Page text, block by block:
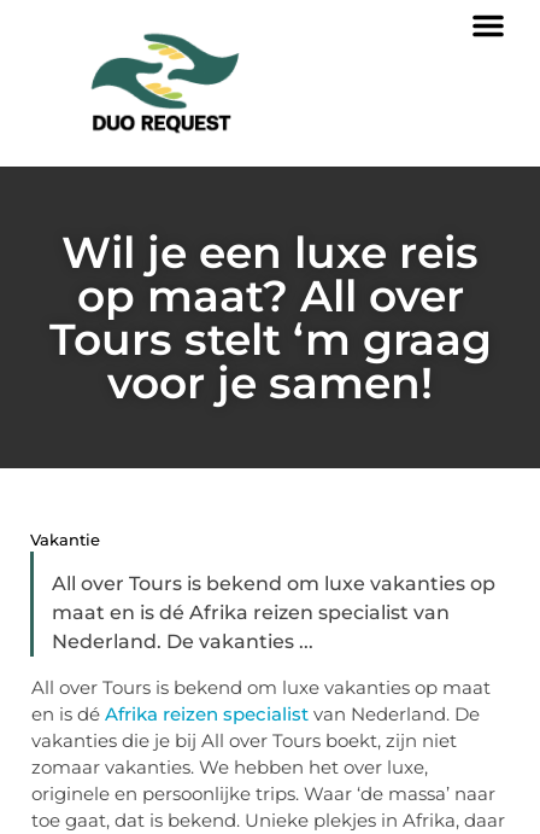
Wil je een luxe reis
op maat? All over
Tours stelt ‘m graag
voor je samen!
Vakantie
All over Tours is bekend om luxe vakanties op
maat en is dé Afrika reizen specialist van
Nederland. De vakanties ...
All over Tours is bekend om luxe vakanties op maat
en is dé Afrika reizen specialist van Nederland. De
vakanties die je bij All over Tours boekt, zijn niet
zomaar vakanties. We hebben het over luxe,
originele en persoonlijke trips. Waar ‘de massa’ naar
toe gaat, dat is bekend. Unieke plekjes in Afrika, daar